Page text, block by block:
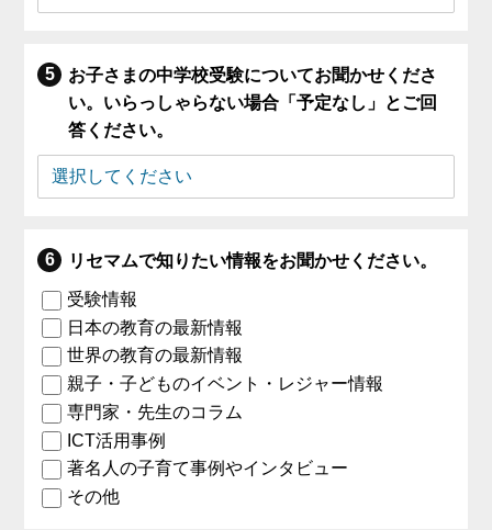
お子さまの中学校受験についてお聞かせくださ
い。いらっしゃらない場合「予定なし」とご回
答ください。
リセマムで知りたい情報をお聞かせください。
受験情報
日本の教育の最新情報
世界の教育の最新情報
親子・子どものイベント・レジャー情報
専門家・先生のコラム
ICT活用事例
著名人の子育て事例やインタビュー
その他